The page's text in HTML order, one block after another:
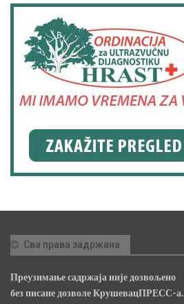
Сва права задржана
Преузимање садржаја није дозвољено
без писане дозволе КрушевацПРЕСС-а.